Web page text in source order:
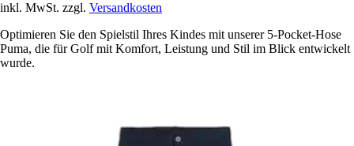
inkl. MwSt. zzgl. Versandkosten
Optimieren Sie den Spielstil Ihres Kindes mit unserer 5-Pocket-Hose
Puma, die für Golf mit Komfort, Leistung und Stil im Blick entwickelt
wurde.